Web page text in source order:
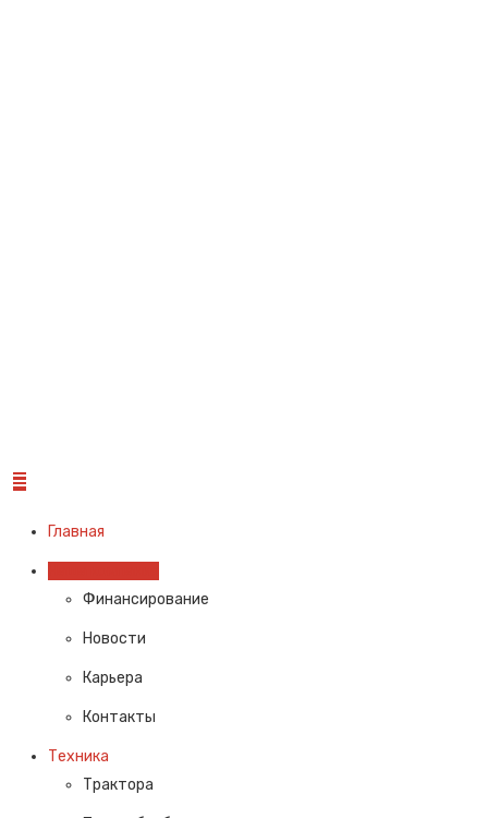
Главная
Финансирование
Новости
Карьера
Контакты
Техника
Трактора